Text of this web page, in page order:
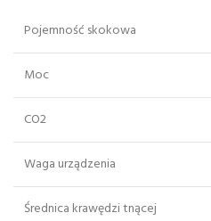
Pojemność skokowa
Moc
CO2
Waga urządzenia
Średnica krawędzi tnącej